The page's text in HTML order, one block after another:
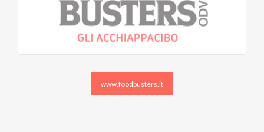
www.foodbusters.it